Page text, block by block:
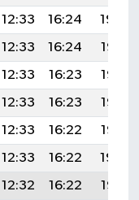
12:33 16:24
19:39
12:33 16:24
19:38
12:33 16:23
19:37
12:33 16:23
19:36
12:33 16:22
19:35
12:33 16:22
19:34
12:32 16:22
19:33